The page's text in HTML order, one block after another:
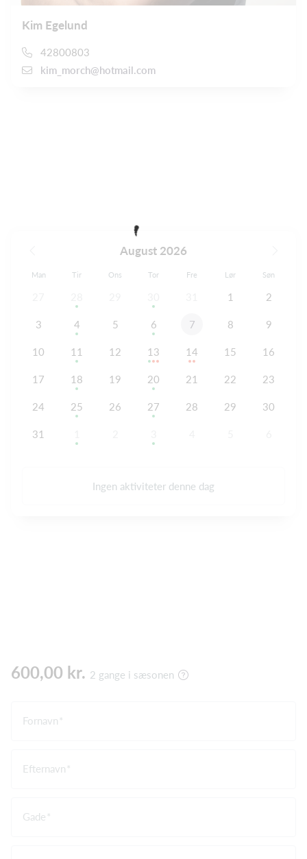
Kim Egelund
42800803
kim_morch@hotmail.com
August 2026
Man Tir Ons Tor Fre Lør Søn
1 2
3 4 5 6 7 8 9
10 11 12 13 14 15 16
17 18 19 20 21 22 23
24 25 26 27 28 29 30
31
Ingen aktiviteter denne dag
600,00 kr. 2 gange i sæsonen
Fornavn
Efternavn
Gade